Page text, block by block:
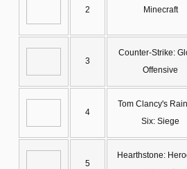
2 Minecraft
3
Counter-Strike:
Offensive
4
Tom Clancy's
Six: Siege
5
Hearthstone: